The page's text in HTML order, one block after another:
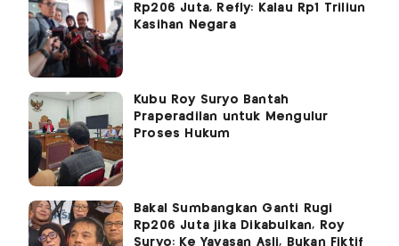
Rp206 Juta, Refly: Kalau Rp1 Triliun
Kasihan Negara
Kubu Roy Suryo Bantah
Praperadilan untuk Mengulur
Proses Hukum
Bakal Sumbangkan Ganti Rugi
Rp206 Juta jika Dikabulkan, Roy
Suryo: Ke Yayasan Asli, Bukan Fiktif